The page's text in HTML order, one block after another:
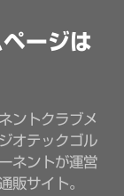
ージは
ントクラブメ
オテックゴル
ネントが運営
販サイト。